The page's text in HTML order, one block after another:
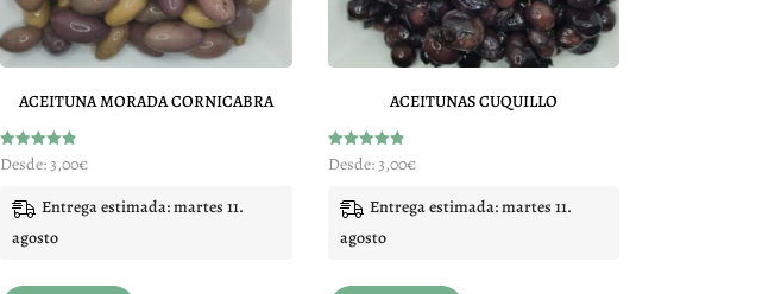
ACEITUNA MORADA CORNICABRA
Valorado
con
de 5
Desde:3,00€
Entrega estimada: martes 11.
agosto
ACEITUNAS CUQUILLO
Valorado
con
de 5
Desde:3,00€
Entrega estimada: martes 11.
agosto